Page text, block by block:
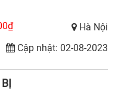
Hà Nội
Cập nhật: 02-08-2023